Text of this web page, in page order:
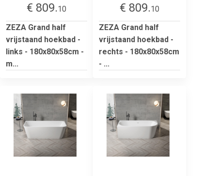
€ 809.10
ZEZA Grand half
vrijstaand hoekbad -
links - 180x80x58cm -
m...
€ 809.10
ZEZA Grand half
vrijstaand hoekbad -
rechts - 180x80x58cm
- ...